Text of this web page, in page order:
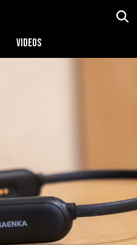
VIDEOS
Ver precio